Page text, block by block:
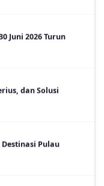
Juni 2026 Turun
dan Solusi
Pulau